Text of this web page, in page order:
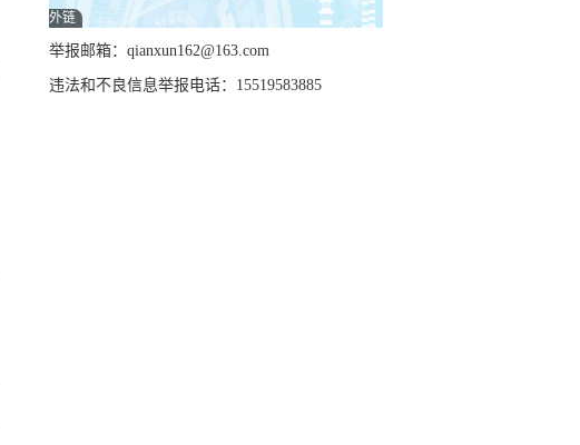
外链
举报邮箱：qianxun162@163.com
违法和不良信息举报电话：15519583885